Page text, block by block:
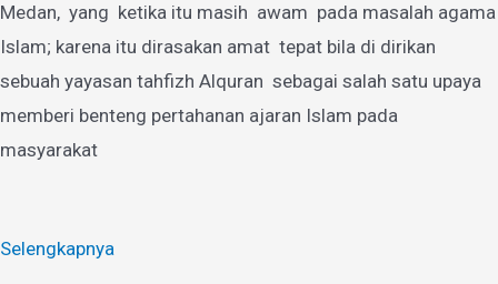
Medan, yang ketika itu masih awam pada masalah agama
Islam; karena itu dirasakan amat tepat bila di dirikan
sebuah yayasan tahfizh Alquran sebagai salah satu upaya
memberi benteng pertahanan ajaran Islam pada
masyarakat
Selengkapnya